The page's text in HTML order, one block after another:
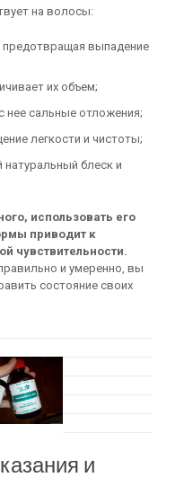
на волосы:
выпадение
их объем;
нее сальные отложения;
легкости и чистоты;
блеск и
использовать его
приводит к
чувствительности.
и умеренно, вы
состояние своих
и